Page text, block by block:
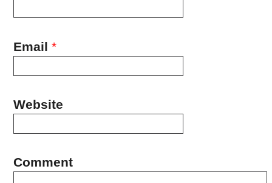
Email *
Website
Comment